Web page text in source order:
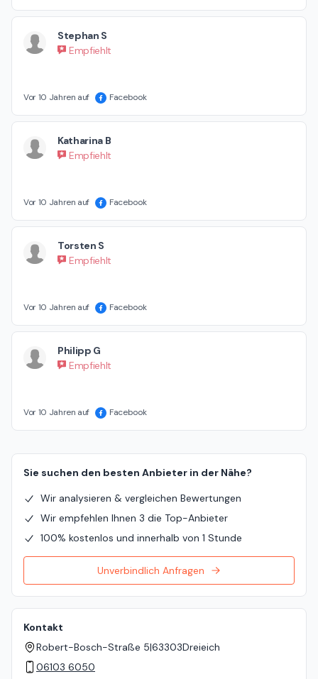
Stephan S
Empfiehlt
Vor 10 Jahren auf Facebook
Katharina B
Empfiehlt
Vor 10 Jahren auf Facebook
Torsten S
Empfiehlt
Vor 10 Jahren auf Facebook
Philipp G
Empfiehlt
Vor 10 Jahren auf Facebook
Sie suchen den besten Anbieter in der Nähe?
Wir analysieren & vergleichen Bewertungen
Wir empfehlen Ihnen 3 die Top-Anbieter
100% kostenlos und innerhalb von 1 Stunde
Unverbindlich Anfragen
Kontakt
Robert-Bosch-Straße 5|63303Dreieich
06103 6050